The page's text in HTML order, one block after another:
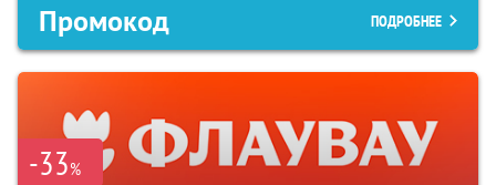
Промокод ПОДРОБНЕЕ
-33%